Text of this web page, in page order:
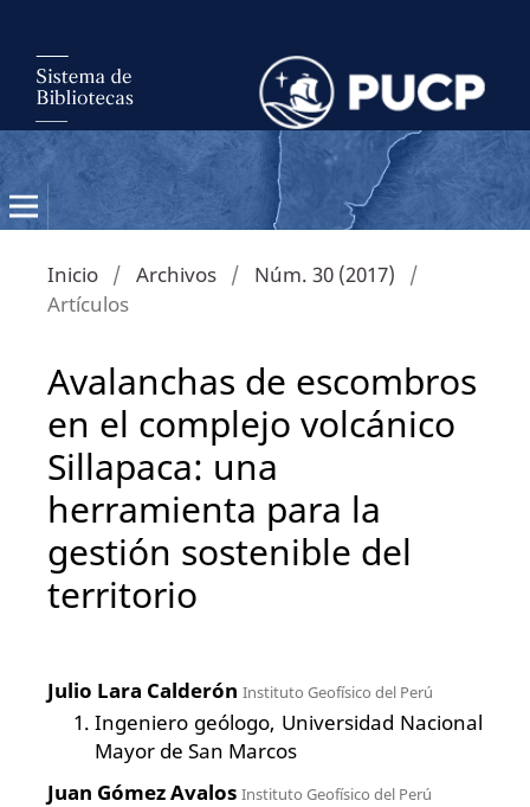
Inicio / Archivos / Núm. 30 (2017)
/
Artículos
Avalanchas de escombros
en el complejo volcánico
Sillapaca: una
herramienta para la
gestión sostenible del
territorio
Julio Lara Calderón Instituto Geofísico del Perú
Ingeniero geólogo, Universidad Nacional
Mayor de San Marcos
Juan Gómez Avalos Instituto Geofísico del Perú